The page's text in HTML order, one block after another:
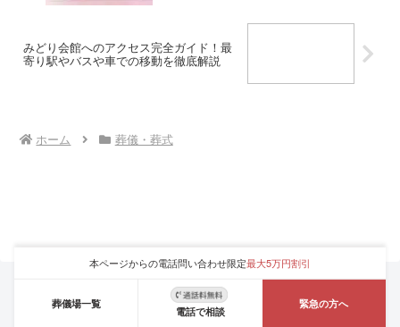
みどり会館へのアクセス完全ガイド！最
寄り駅やバスや車での移動を徹底解説
ホーム 葬儀・葬式
本ページからの電話問い合わせ限定最大5万円割引
葬儀場一覧
電話で相談
緊急の方へ